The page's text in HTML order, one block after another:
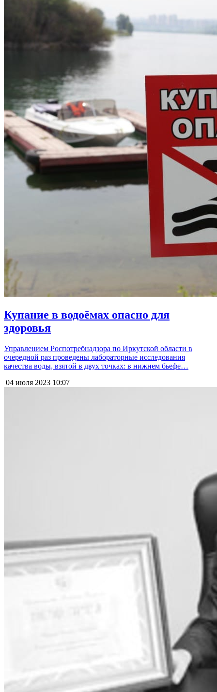
Купание в водоёмах опасно для
здоровья
Управлением Роспотребнадзора по Иркутской области в
очередной раз проведены лабораторные исследования
качества воды, взятой в двух точках: в нижнем бьефе…
04 июля 2023 10:07